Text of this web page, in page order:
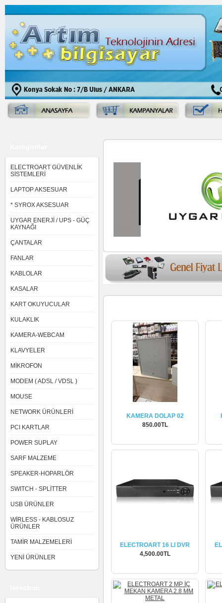
ELECTROART GÜVENLİK
SİSTEMLERİ
LAPTOP AKSESUAR
* SYROX AKSESUAR
UYGAR ENERJİ / UPS - GÜÇ
KAYNAĞI
ÇANTALAR
FANLAR
KABLOLAR
KASALAR
KART OKUYUCULAR
KULAKLIK
KAMERA-WEBCAM
KLAVYELER
MİKROFON
MODEM ( ADSL / VDSL )
MOUSE
NETWORK ÜRÜNLERİ
PCI KARTLAR
POWER SUPLAY
SARF MALZEME
SPEAKER-HOPARLÖR
SWITCH - SPLİTTER
USB ÜRÜNLER
WİRLESS - KABLOSUZ
ÜRÜNLER
TAMİR MALZEMELERİ
YENİ ÜRÜNLER
KAMERA DOLAP 02
850.00TL
ELECTROART 16 LI DVR
4,500.00TL